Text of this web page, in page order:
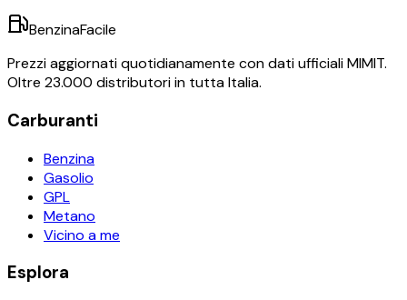
BenzinaFacile
Prezzi aggiornati quotidianamente con dati ufficiali MIMIT.
Oltre 23.000 distributori in tutta Italia.
Carburanti
Benzina
Gasolio
GPL
Metano
Vicino a me
Esplora